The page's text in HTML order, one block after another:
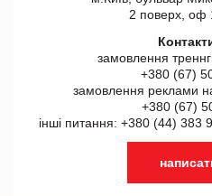
2 поверх, оф
замовлення
+380 (67)
замовлення реклами
+380 (67)
інші питання: +380 (44) 383